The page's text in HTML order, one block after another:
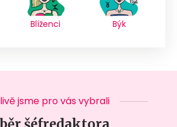
Blíženci Býk
jsme pro vás vybrali